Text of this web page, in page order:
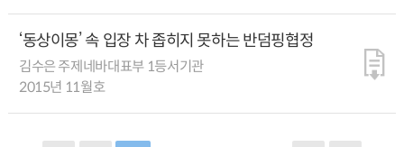
‘동상이몽’ 속 입장 차 좁히지 못하는 반덤핑협정
김수은 주제네바대표부 1등서기관
2015년 11월호